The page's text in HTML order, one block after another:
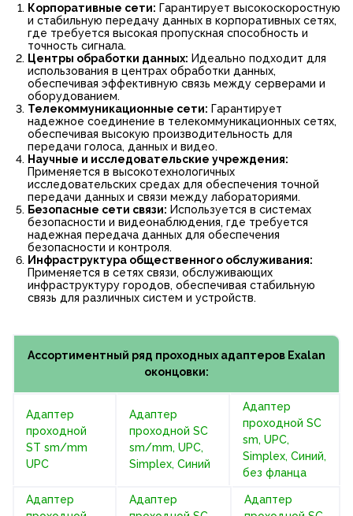
Корпоративные сети: Гарантирует высокоскоростную
и стабильную передачу данных в корпоративных сетях,
где требуется высокая пропускная способность и
точность сигнала.
Центры обработки данных: Идеально подходит для
использования в центрах обработки данных,
обеспечивая эффективную связь между серверами и
оборудованием.
Телекоммуникационные сети: Гарантирует
надежное соединение в телекоммуникационных сетях,
обеспечивая высокую производительность для
передачи голоса, данных и видео.
Научные и исследовательские учреждения:
Применяется в высокотехнологичных
исследовательских средах для обеспечения точной
передачи данных и связи между лабораториями.
Безопасные сети связи: Используется в системах
безопасности и видеонаблюдения, где требуется
надежная передача данных для обеспечения
безопасности и контроля.
Инфраструктура общественного обслуживания:
Применяется в сетях связи, обслуживающих
инфраструктуру городов, обеспечивая стабильную
связь для различных систем и устройств.
Ассортиментный ряд проходных адаптеров Exalan
оконцовки:
Адаптер
проходной
ST sm/mm
UPC
Адаптер
проходной SC
sm/mm, UPC,
Simplex, Синий
Адаптер
проходной SC
sm, UPC,
Simplex, Синий,
без фланца
Адаптер
Адаптер
Адаптер